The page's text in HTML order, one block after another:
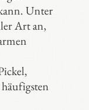
Unter
Art an,